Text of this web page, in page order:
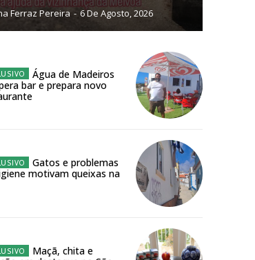
para
Ferraz Pereira - 6 De Agosto, 2026
Água de Madeiros
bar e prepara novo
Gatos e problemas
motivam queixas na
Maçã, chita e